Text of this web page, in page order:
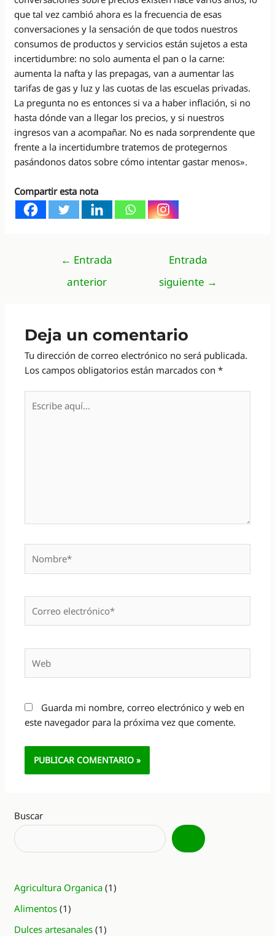
que tal vez cambió ahora es la frecuencia de esas
conversaciones y la sensación de que todos nuestros
consumos de productos y servicios están sujetos a esta
incertidumbre: no solo aumenta el pan o la carne:
aumenta la nafta y las prepagas, van a aumentar las
tarifas de gas y luz y las cuotas de las escuelas privadas.
La pregunta no es entonces si va a haber inflación, si no
hasta dónde van a llegar los precios, y si nuestros
ingresos van a acompañar. No es nada sorprendente que
frente a la incertidumbre tratemos de protegernos
pasándonos datos sobre cómo intentar gastar menos».
Compartir esta nota
Navegación
entradas
← Entrada
anterior
Entrada
siguiente →
Deja un comentario
Tu dirección de correo electrónico no será publicada.
Los campos obligatorios están marcados con*
aquí...
electrónico*
Guarda mi nombre, correo electrónico y web en
este navegador para la próxima vez que comente.
Buscar
Agricultura Organica (1)
Alimentos (1)
Dulces artesanales (1)